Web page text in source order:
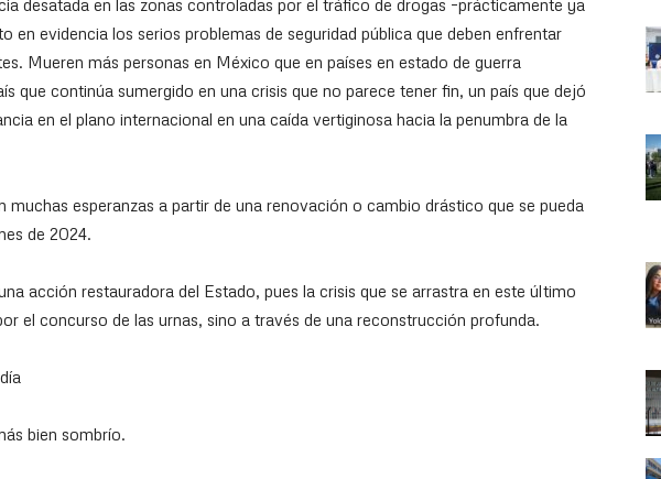
desatada en las zonas controladas por el tráfico de drogas –prácticamente ya
en evidencia los serios problemas de seguridad pública que deben enfrentar
Mueren más personas en México que en países en estado de guerra
que continúa sumergido en una crisis que no parece tener fin, un país que dejó
en el plano internacional en una caída vertiginosa hacia la penumbra de la
muchas esperanzas a partir de una renovación o cambio drástico que se pueda
de 2024.
acción restauradora del Estado, pues la crisis que se arrastra en este último
el concurso de las urnas, sino a través de una reconstrucción profunda.
bien sombrío.